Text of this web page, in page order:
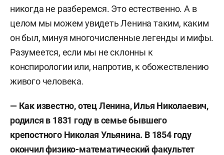
никогда не разберемся. Это естественно. А в
целом мы можем увидеть Ленина таким, каким
он был, минуя многочисленные легенды и мифы.
Разумеется, если мы не склонны к
конспирологии или, напротив, к обожествлению
живого человека.
— Как известно, отец Ленина, Илья Николаевич,
родился в 1831 году в семье бывшего
крепостного Николая Ульянина. В 1854 году
окончил физико-математический факультет